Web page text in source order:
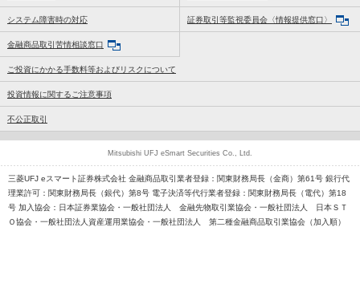
システム障害時の対応 証券取引等監視委員会〈情報提供窓口〉
金融商品取引苦情相談窓口
ご投資にかかる手数料等およびリスクについて
投資情報に関するご注意事項
不公正取引
三菱UFJ eスマート証券株式会社 金融商品取引業者登録：関東財務局長（金商）第61号 銀行代
理業許可：関東財務局長（銀代）第8号 電子決済等代行業者登録：関東財務局長（電代）第18
号 加入協会：日本証券業協会・一般社団法人 金融先物取引業協会・一般社団法人 日本ＳＴ
Ｏ協会・一般社団法人資産運用業協会・一般社団法人 第二種金融商品取引業協会（加入順）
Mitsubishi UFJ eSmart Securities Co., Ltd.